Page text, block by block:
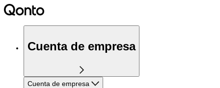
Cuenta de empresa
Cuenta de empresa